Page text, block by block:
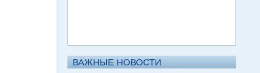
ВАЖНЫЕ НОВОСТИ